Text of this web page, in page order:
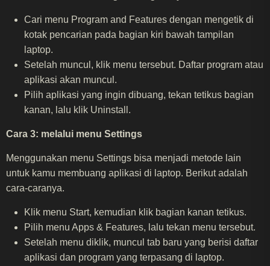
Cari menu Program and Features dengan mengetik di
kotak pencarian pada bagian kiri bawah tampilan
laptop.
Setelah muncul, klik menu tersebut. Daftar program atau
aplikasi akan muncul.
Pilih aplikasi yang ingin dibuang, tekan tetikus bagian
kanan, lalu klik Uninstall.
Cara 3: melalui menu Settings
Menggunakan menu Settings bisa menjadi metode lain
untuk kamu membuang aplikasi di laptop. Berikut adalah
cara-caranya.
Klik menu Start, kemudian klik bagian kanan tetikus.
Pilih menu Apps & Features, lalu tekan menu tersebut.
Setelah menu diklik, muncul tab baru yang berisi daftar
aplikasi dan program yang terpasang di laptop.